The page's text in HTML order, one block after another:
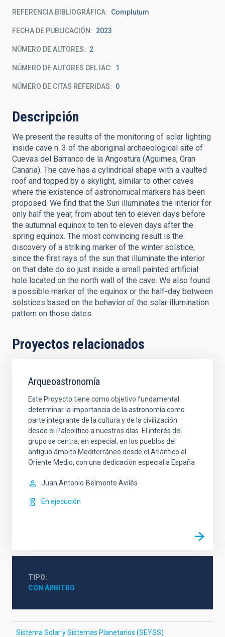
REFERENCIA BIBLIOGRÁFICA Complutum
FECHA DE PUBLICACIÓN: 2023
NÚMERO DE AUTORES 2
NÚMERO DE AUTORES DEL IAC 1
NÚMERO DE CITAS REFERIDAS 0
Descripción
We present the results of the monitoring of solar lighting
inside cave n. 3 of the aboriginal archaeological site of
Cuevas del Barranco de la Angostura (Agüimes, Gran
Canaria). The cave has a cylindrical shape with a vaulted
roof and topped by a skylight, similar to other caves
where the existence of astronomical markers has been
proposed. We find that the Sun illuminates the interior for
only half the year, from about ten to eleven days before
the autumnal equinox to ten to eleven days after the
spring equinox. The most convincing result is the
discovery of a striking marker of the winter solstice,
since the first rays of the sun that illuminate the interior
on that date do so just inside a small painted artificial
hole located on the north wall of the cave. We also found
a possible marker of the equinox or the half-day between
solstices based on the behavior of the solar illumination
pattern on those dates.
Proyectos relacionados
Arqueoastronomía
Este Proyecto tiene como objetivo fundamental
determinar la importancia de la astronomía como
parte integrante de la cultura y de la civilización
desde el Paleolítico a nuestros días. El interés del
grupo se centra, en especial, en los pueblos del
antiguo ámbito Mediterráneo desde el Atlántico al
Oriente Medio, con una dedicación especial a España
Juan Antonio Belmonte Avilés
En ejecución
TIPO
CON ÁRBITRO
Sistema Solar y Sistemas Planetarios (SEYSS)